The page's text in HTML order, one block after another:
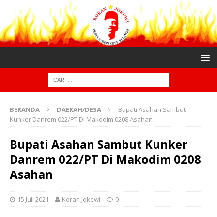
BERANDA DAERAH/DESA
Bupati Asahan Sambut
Kunker Danrem 022/PT Di Makodim 0208 Asahan
Bupati Asahan Sambut Kunker
Danrem 022/PT Di Makodim 0208
Asahan
15 Juli 2021 Koran Jokowi 0